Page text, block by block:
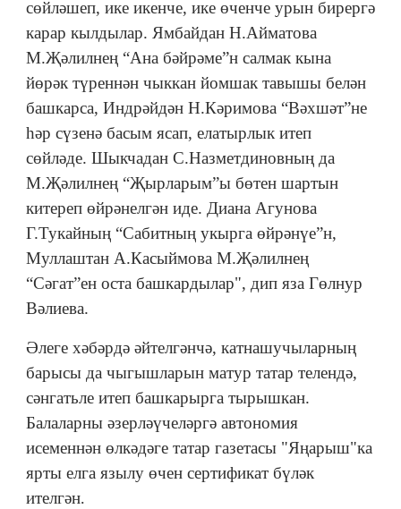
сөйләшеп, ике икенче, ике өченче урын бирергә
карар кылдылар. Ямбайдан Н.Айматова
М.Җәлилнең “Ана бәйрәме”н салмак кына
йөрәк түреннән чыккан йомшак тавышы белән
башкарса, Индрәйдән Н.Кәримова “Вәхшәт”не
һәр сүзенә басым ясап, елатырлык итеп
сөйләде. Шыкчадан С.Назметдиновның да
М.Җәлилнең “Җырларым”ы бөтен шартын
китереп өйрәнелгән иде. Диана Агунова
Г.Тукайның “Сабитның укырга өйрәнүе”н,
Муллаштан А.Касыймова М.Җәлилнең
“Сәгат”ен оста башкардылар", дип яза Гөлнур
Вәлиева.
Әлеге хәбәрдә әйтелгәнчә, катнашучыларның
барысы да чыгышларын матур татар телендә,
сәнгатьле итеп башкарырга тырышкан.
Балаларны әзерләүчеләргә автономия
исеменнән өлкәдәге татар газетасы "Яңарыш"ка
ярты елга язылу өчен сертификат бүләк
ителгән.